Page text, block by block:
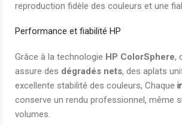
reproduction fidèle des couleurs et une
Performance et fiabilité HP
Grâce à la technologie HP ColorSphere,
assure des dégradés nets, des aplats
excellente stabilité des couleurs, Chaque
conserve un rendu professionnel, même
volumes.